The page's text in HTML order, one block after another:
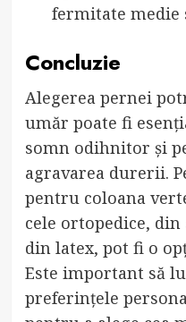
fermitate medie
Concluzie
Alegerea pernei
umăr poate fi
somn odihnitor și
agravarea durerii.
pentru coloana
cele ortopedice,
din latex, pot fi o
Este important să
preferințele